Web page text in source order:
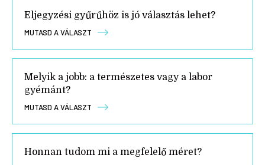
Eljegyzési gyűrűhöz is jó választás lehet?
MUTASD A VÁLASZT
Melyik a jobb: a természetes vagy a labor
gyémánt?
MUTASD A VÁLASZT
Honnan tudom mi a megfelelő méret?